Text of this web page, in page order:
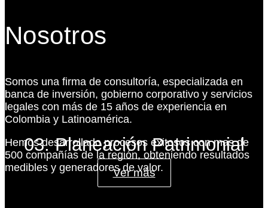
03. Planeación Patrimonial
Ver más
Nosotros
Somos una firma de consultoría, especializada en
banca de inversión, gobierno corporativo y servicios
legales con más de 15 años de experiencia en
Colombia y Latinoamérica.
Hemos desarrollado procesos exitosos con mas de
500 compañías de la región, obteniendo resultados
medibles y generadores de valor.